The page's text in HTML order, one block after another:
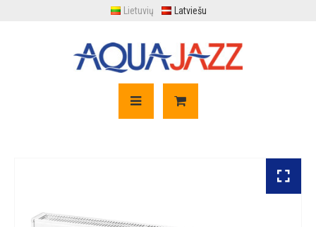
Lietuvių Latviešu